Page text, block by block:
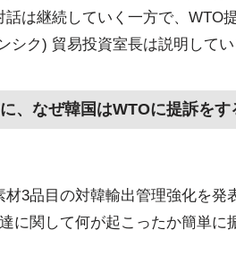
は継続していく一方で、WTO
ク) 貿易投資室長は説明してい
、なぜ韓国はWTOに提訴をす
3品目の対韓輸出管理強化を発
に関して何が起こったか簡単に